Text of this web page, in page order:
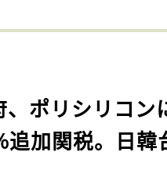
、ポリシリコン
加関税。日韓